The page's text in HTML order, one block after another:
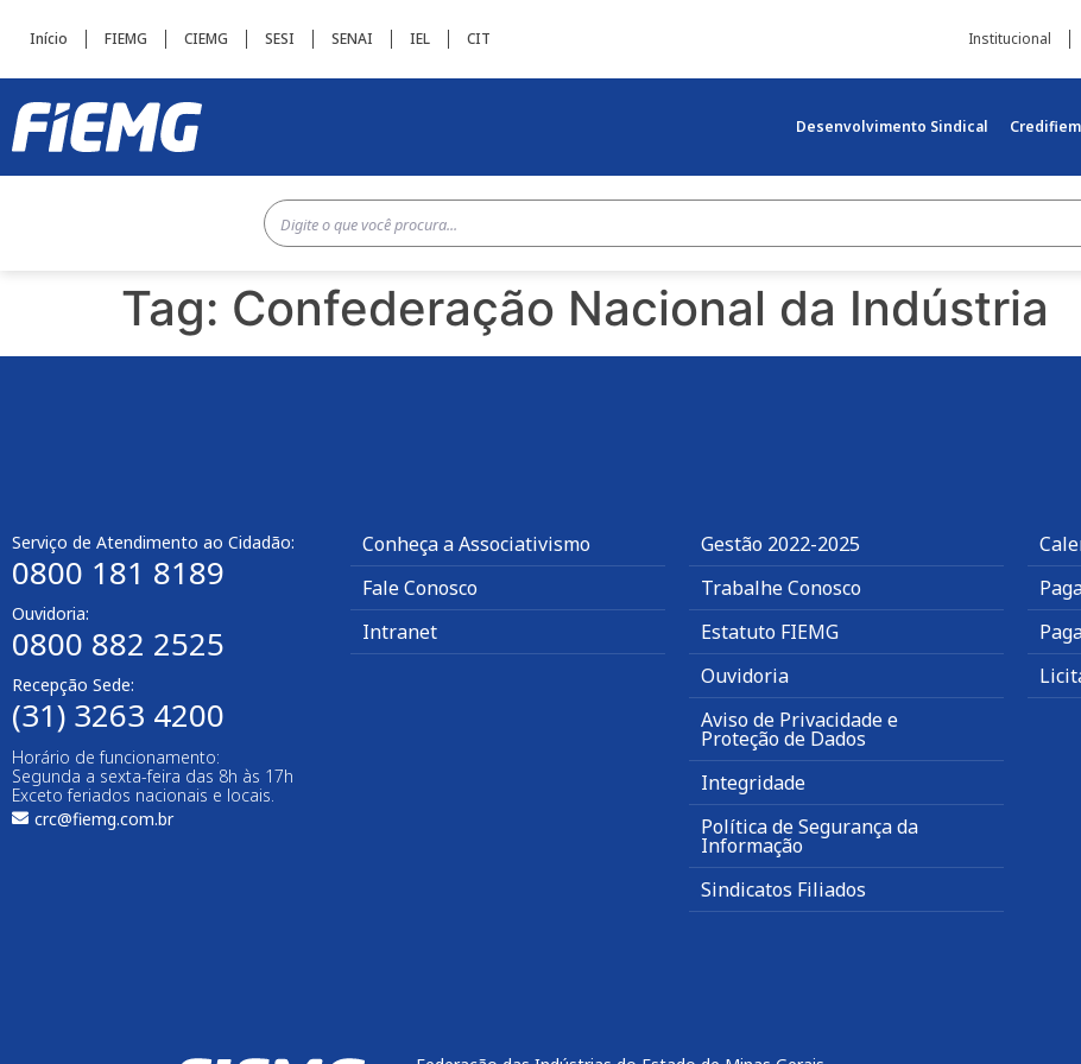
Início FIEMG CIEMG SESI SENAI IEL CIT Institucional
Desenvolvimento Sindical
Tag: Confederação Nacional da Indústria
Serviço de Atendimento ao Cidadão:
0800 181 8189
Ouvidoria:
0800 882 2525
Recepção Sede:
(31) 3263 4200
Horário de funcionamento:
Segunda a sexta-feira das 8h às 17h
Exceto feriados nacionais e locais.
crc@fiemg.com.br
Conheça a Associativismo
Fale Conosco
Intranet
Gestão 2022-2025
Trabalhe Conosco
Estatuto FIEMG
Ouvidoria
Aviso de Privacidade e
Proteção de Dados
Integridade
Política de Segurança da
Informação
Sindicatos Filiados